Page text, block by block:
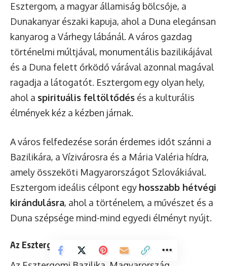
Esztergom, a magyar államiság bölcsője, a
Dunakanyar északi kapuja, ahol a Duna elegánsan
kanyarog a Várhegy lábánál. A város gazdag
történelmi múltjával, monumentális bazilikájával
és a Duna felett őrködő várával azonnal magával
ragadja a látogatót. Esztergom egy olyan hely,
ahol a spirituális feltöltődés és a kulturális
élmények kéz a kézben járnak.
A város felfedezése során érdemes időt szánni a
Bazilikára, a Vízivárosra és a Mária Valéria hídra,
amely összeköti Magyarországot Szlovákiával.
Esztergom ideális célpont egy hosszabb hétvégi
kirándulásra, ahol a történelem, a művészet és a
Duna szépsége mind-mind egyedi élményt nyújt.
Az Esztergomi Bazilika és a Várhegy